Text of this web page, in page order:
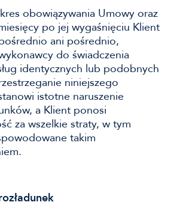
obowiązywania Umowy oraz
po jej wygaśnięciu Klient
ani pośrednio,
do świadczenia
identycznych lub podobnych
niniejszego
istotne naruszenie
a Klient ponosi
za wszelkie straty, w tym
takim